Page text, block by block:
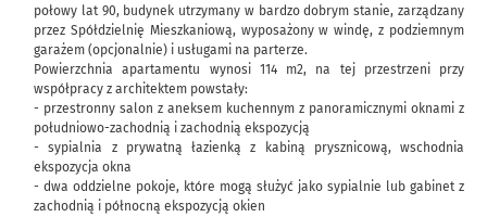
połowy lat 90, budynek utrzymany w bardzo dobrym stanie, zarządzany
przez Spółdzielnię Mieszkaniową, wyposażony w windę, z podziemnym
garażem (opcjonalnie) i usługami na parterze.
Powierzchnia apartamentu wynosi 114 m2, na tej przestrzeni przy
współpracy z architektem powstały:
- przestronny salon z aneksem kuchennym z panoramicznymi oknami z
południowo-zachodnią i zachodnią ekspozycją
- sypialnia z prywatną łazienką z kabiną prysznicową, wschodnia
ekspozycja okna
- dwa oddzielne pokoje, które mogą służyć jako sypialnie lub gabinet z
zachodnią i północną ekspozycją okien